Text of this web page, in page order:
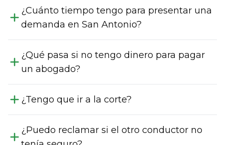
¿Cuánto tiempo tengo para presentar una
demanda en San Antonio?
¿Qué pasa si no tengo dinero para pagar
un abogado?
¿Tengo que ir a la corte?
¿Puedo reclamar si el otro conductor no